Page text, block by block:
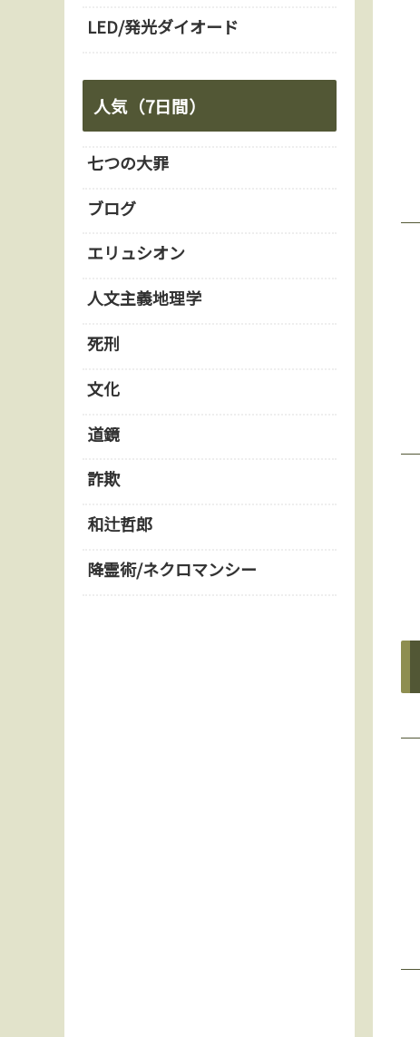
LED/発光ダイオード
人気（7日間）
七つの大罪
ブログ
エリュシオン
人文主義地理学
死刑
文化
道鏡
詐欺
和辻哲郎
降霊術/ネクロマンシー